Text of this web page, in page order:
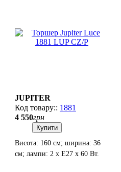
JUPITER
1881
4 550грн
Купити
Висота: 160 см; ширина: 36
см; лампи: 2 х Е27 х 60 Вт.